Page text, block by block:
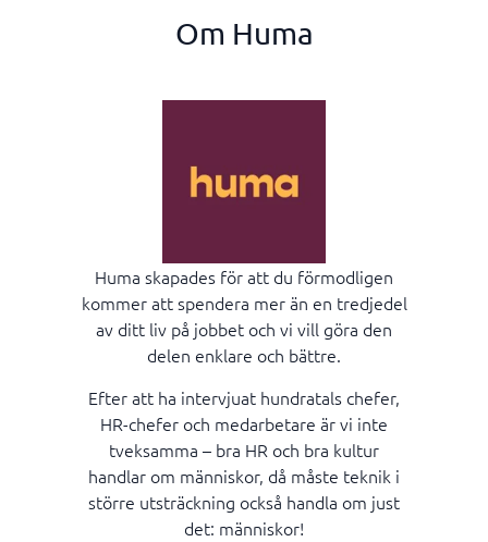
Om Huma
Huma skapades för att du förmodligen
kommer att spendera mer än en tredjedel
av ditt liv på jobbet och vi vill göra den
delen enklare och bättre.
Efter att ha intervjuat hundratals chefer,
HR-chefer och medarbetare är vi inte
tveksamma – bra HR och bra kultur
handlar om människor, då måste teknik i
större utsträckning också handla om just
det: människor!